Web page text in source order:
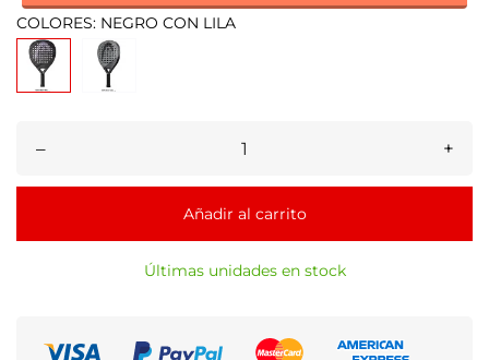
COLORES: NEGRO CON LILA
– +
Añadir al carrito
Últimas unidades en stock